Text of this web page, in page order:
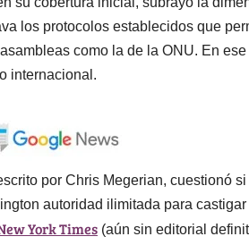
los protocolos establecidos que
como la de la ONU. En
internacional.
por Chris Megerian, cuestionó
autoridad ilimitada para
York Times (aún sin editorial